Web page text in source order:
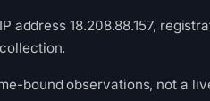
address 18.208.88.157,
bound observations, not a